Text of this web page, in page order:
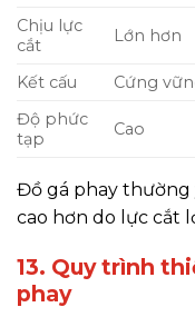
Chịu lực
cắt
Lớn hơn
Kết cấu Cứng
Độ phức
tạp
Cao
Đồ gá phay thường
cao hơn do lực cắt
13. Quy trình
phay